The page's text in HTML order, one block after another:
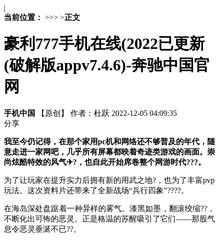
|
当前位置： >>> >正文
豪利777手机在线(2022已更新
(破解版appv7.4.6)-奔驰中国官
网
手机中国 【原创】 作者：杜跃 2022-12-05 04:09:35
分享
我至今仍记得，在那个家用pc机和网络还不够普及的年代，随
意走进一家网吧，几乎所有屏幕都映着奇迹类游戏的画面。崇
尚炫酷特效的风气✈?，也自此开始席卷整个网游时代???。
为了让玩家在提升实力后拥有新的用武之地?，也为了丰富pvp
玩法。这次资料片还带来了全新战场“兵行四象”????。
在海岛深处盘踞着一种异样的雾气。漆黑如墨，翻滚绞缩??，
不断化出可怖的恶灵。正是格温的苏醒吸引了它们——那股气
息令恶灵垂涎不已??。